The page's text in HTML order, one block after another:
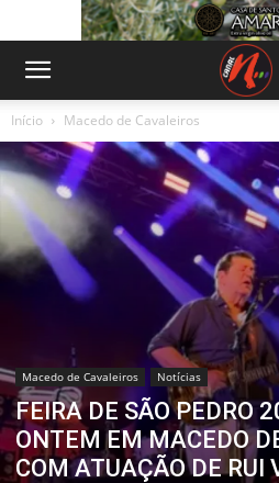
Início Macedo de Cavaleiros
Macedo de Cavaleiros Notícias
FEIRA DE SÃO PEDRO
ONTEM EM MACEDO
COM ATUAÇÃO DE RUI